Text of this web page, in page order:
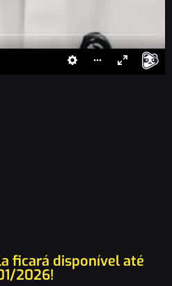
ficará disponível até
2026!